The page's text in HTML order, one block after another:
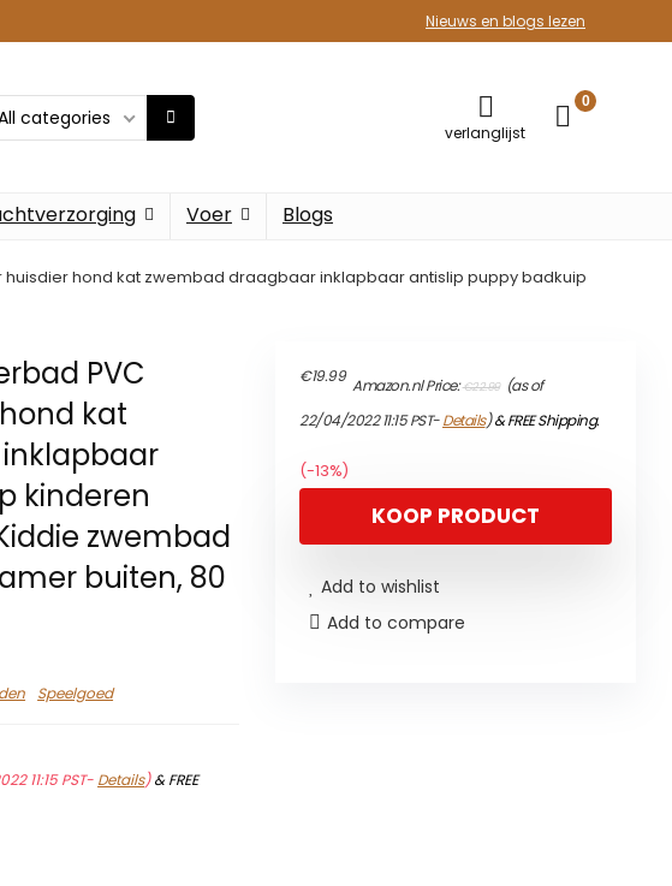
Nieuws en blogs lezen
categories
verlanglijst
0
Voer Blogs
hond kat zwembad draagbaar inklapbaar antislip puppy badkuip
PVC
kat
kinderen
zwembad
buiten, 80
Speelgoed
11:15 PST- Details)&FREE
Amazon.nl Price:€22.99
Original
price
was:
€19.99
Current
price
is:
(as of
22/04/2022 11:15 PST-Details)&FREE Shipping.
(-13%)
KOOP PRODUCT
Add to wishlist
Add to compare